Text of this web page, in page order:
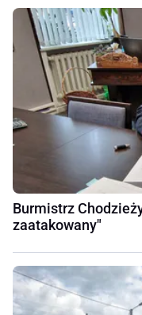
Burmistrz
zaatakowany"